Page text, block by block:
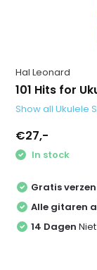
Hal Leonard
101 Hits for
Show all Ukulele
€27,-
In stock
Gratis
Alle gitaren
14 Dagen